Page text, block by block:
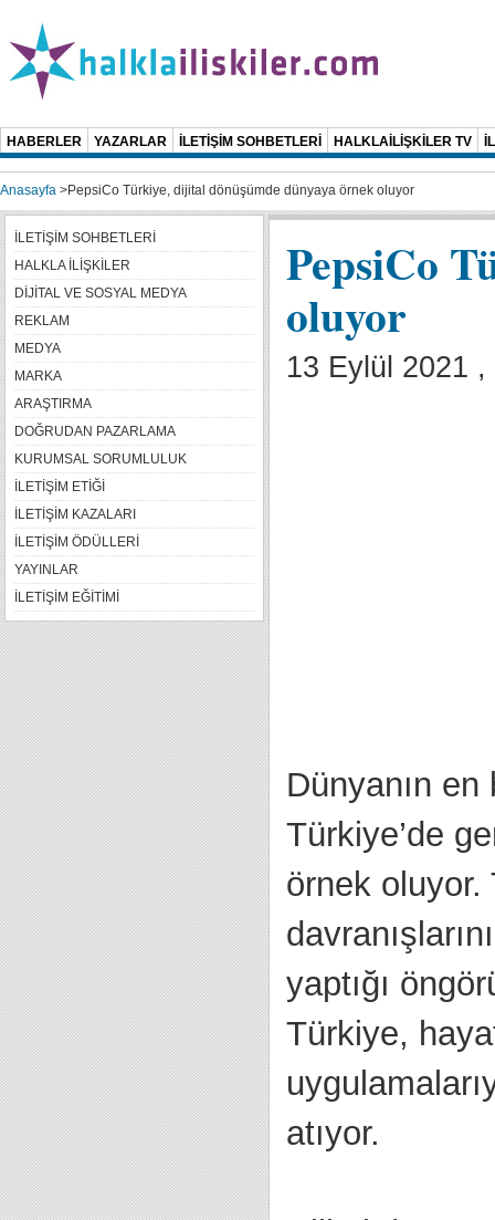
HABERLER YAZARLAR İLETİŞİM SOHBETLERİ HALKLAİLİŞKİLER TV
Anasayfa >PepsiCo Türkiye, dijital dönüşümde dünyaya örnek oluyor
PepsiCo
oluyor
13 Eylül 2021
Dünyanın
Türkiye’de
örnek oluyor.
yaptığı
Türkiye,
atıyor.
İLETİŞİM SOHBETLERİ
HALKLA İLİŞKİLER
DİJİTAL VE SOSYAL MEDYA
REKLAM
MEDYA
MARKA
ARAŞTIRMA
DOĞRUDAN PAZARLAMA
KURUMSAL SORUMLULUK
İLETİŞİM ETİĞİ
İLETİŞİM KAZALARI
İLETİŞİM ÖDÜLLERİ
YAYINLAR
İLETİŞİM EĞİTİMİ